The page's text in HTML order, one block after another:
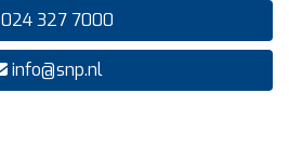
024 327 7000
info@snp.nl